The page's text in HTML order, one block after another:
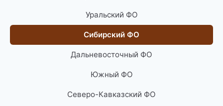
Уральский ФО
Сибирский ФО
Дальневосточный ФО
Южный ФО
Северо-Кавказский ФО